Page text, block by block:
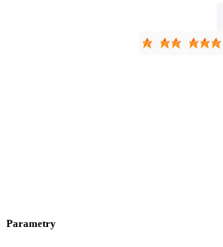
Parametry